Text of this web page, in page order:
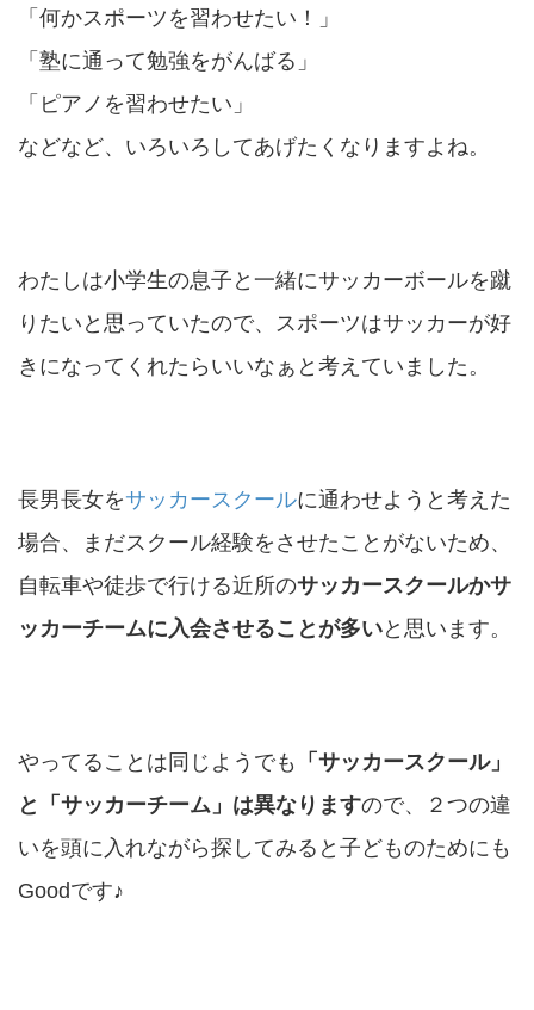
「何かスポーツを習わせたい！」
「塾に通って勉強をがんばる」
「ピアノを習わせたい」
などなど、いろいろしてあげたくなりますよね。
わたしは小学生の息子と一緒にサッカーボールを蹴
りたいと思っていたので、スポーツはサッカーが好
きになってくれたらいいなぁと考えていました。
長男長女をサッカースクールに通わせようと考えた
場合、まだスクール経験をさせたことがないため、
自転車や徒歩で行ける近所のサッカースクールかサ
ッカーチームに入会させることが多いと思います。
やってることは同じようでも
「サッカースクール」
と「サッカーチーム」は異なりますので、２つの違
いを頭に入れながら探してみると子どものためにも
Goodです♪